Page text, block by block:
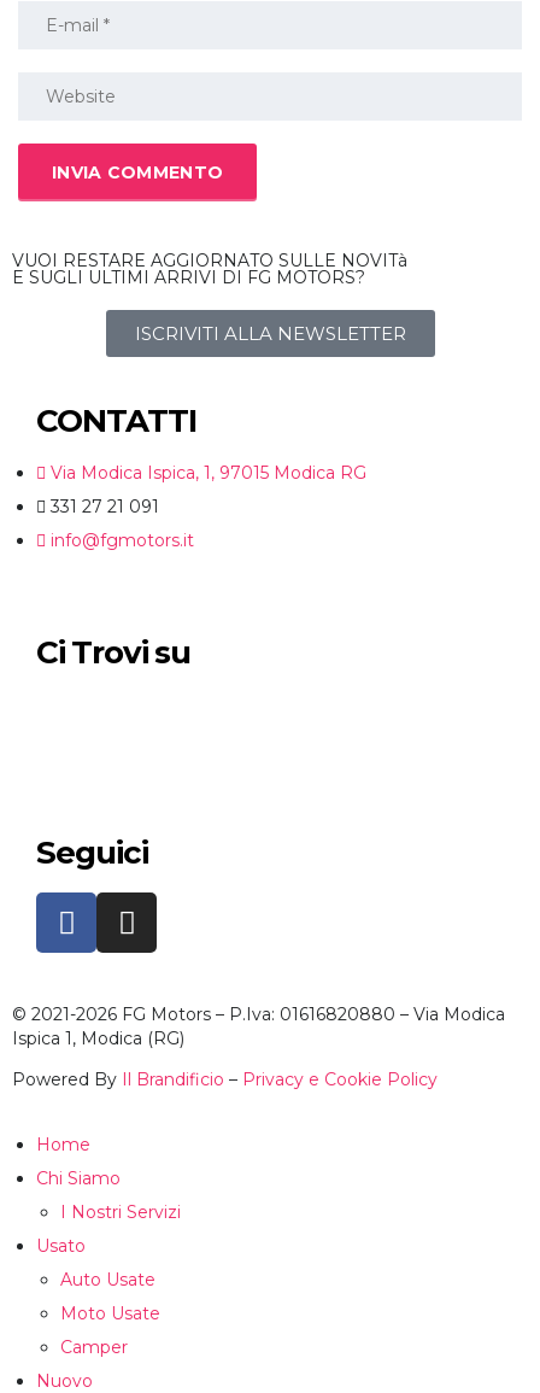
VUOI RESTARE AGGIORNATO SULLE NOVITà
E SUGLI ULTIMI ARRIVI DI FG MOTORS?
ISCRIVITI ALLA NEWSLETTER
CONTATTI
Via Modica Ispica, 1, 97015 Modica RG
331 27 21 091
info@fgmotors.it
Ci Trovi su
Seguici
© 2021-2026 FG Motors – P.Iva: 01616820880 – Via Modica
Ispica 1, Modica (RG)
Powered By Il Brandificio – Privacy e Cookie Policy
Home
Chi Siamo
I Nostri Servizi
Usato
Auto Usate
Moto Usate
Camper
Nuovo